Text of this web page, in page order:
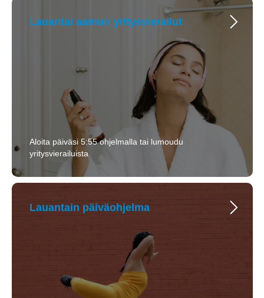
Lauantai aamun yritysvierailut
Aloita päiväsi 5:55 ohjelmalla tai lumoudu
yritysvierailuista
Lauantain päiväohjelma